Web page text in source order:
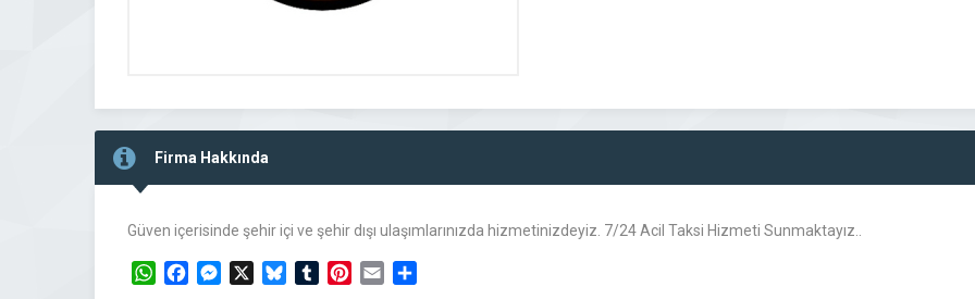
Firma Hakkında
Güven içerisinde şehir içi ve şehir dışı ulaşımlarınızda hizmetinizdeyiz. 7/24 Acil Taksi Hizmeti Sunmaktayız..
WhatsAppFacebookMessengerBlueskyTumblrPinterest
Email